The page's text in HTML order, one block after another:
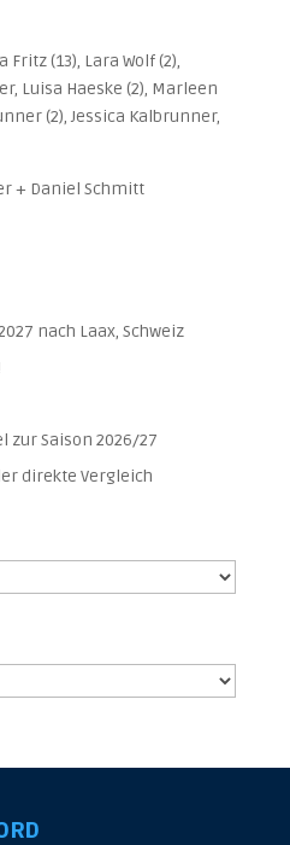
Fritz (13), Lara Wolf (2),
Luisa Haeske (2), Marleen
(2), Jessica Kalbrunner,
+ Daniel Schmitt
nach Laax, Schweiz
zur Saison 2026/27
direkte Vergleich